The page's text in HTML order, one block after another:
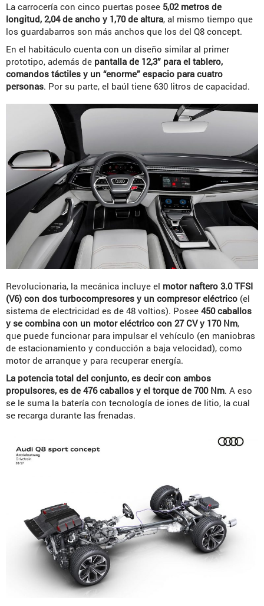
La carrocería con cinco puertas posee 5,02 metros de
longitud, 2,04 de ancho y 1,70 de altura, al mismo tiempo que
los guardabarros son más anchos que los del Q8 concept.
En el habitáculo cuenta con un diseño similar al primer
prototipo, además de pantalla de 12,3” para el tablero,
comandos táctiles y un “enorme” espacio para cuatro
personas. Por su parte, el baúl tiene 630 litros de capacidad.
Revolucionaria, la mecánica incluye el motor naftero 3.0 TFSI
(V6) con dos turbocompresores y un compresor eléctrico (el
sistema de electricidad es de 48 voltios). Posee 450 caballos
y se combina con un motor eléctrico con 27 CV y 170 Nm,
que puede funcionar para impulsar el vehículo (en maniobras
de estacionamiento y conducción a baja velocidad), como
motor de arranque y para recuperar energía.
La potencia total del conjunto, es decir con ambos
propulsores, es de 476 caballos y el torque de 700 Nm. A eso
se le suma la batería con tecnología de iones de litio, la cual
se recarga durante las frenadas.